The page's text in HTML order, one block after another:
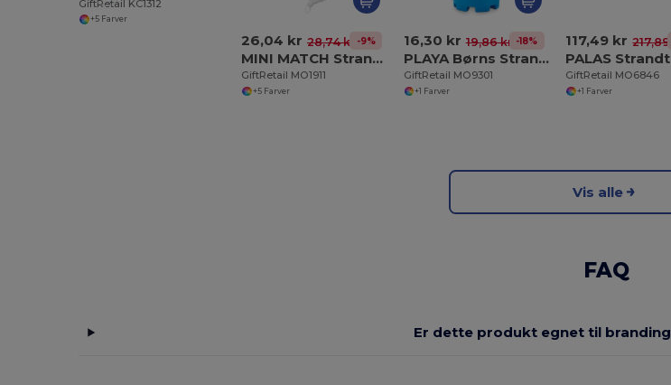
GiftRetail KC1312
+5 Farver
26,04 kr 28,74 kr -9%
MINI MATCH Strandtennis sæt lille
GiftRetail MO1911
+5 Farver
16,30 kr 19,86 kr -18%
PLAYA Børns Strandspand og Legetøjssæt i Farver
GiftRetail MO9301
+1 Farver
117,49 kr
GiftRetail MO6846
+1 Farver
Vis alle
FAQ
Er dette produkt egnet til